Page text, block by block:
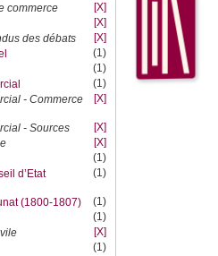
commerce
[X]
[X]
des débats
[X]
(1)
(1)
(1)
- Commerce
[X]
- Sources
[X]
[X]
(1)
d’Etat
(1)
(1800-1807)
(1)
(1)
[X]
(1)